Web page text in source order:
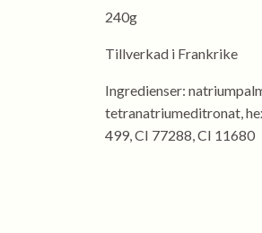
240g
Tillverkad i Frankrike
Ingredienser:
tetranatriumeditronat,
499, CI 77288, CI 11680